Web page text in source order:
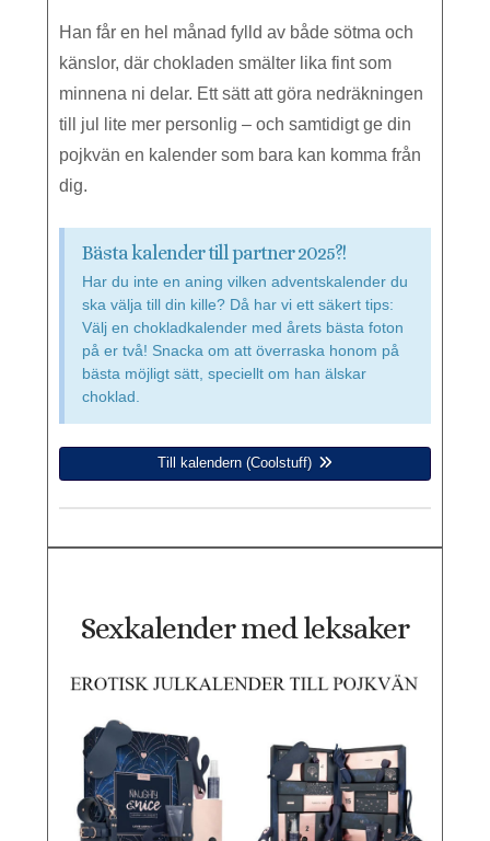
Han får en hel månad fylld av både sötma och
känslor, där chokladen smälter lika fint som
minnena ni delar. Ett sätt att göra nedräkningen
till jul lite mer personlig – och samtidigt ge din
pojkvän en kalender som bara kan komma från
dig.
Bästa kalender till partner 2025?!
Har du inte en aning vilken adventskalender du
ska välja till din kille? Då har vi ett säkert tips:
Välj en chokladkalender med årets bästa foton
på er två! Snacka om att överraska honom på
bästa möjligt sätt, speciellt om han älskar
choklad.
Till kalendern (Coolstuff)
Sexkalender med leksaker